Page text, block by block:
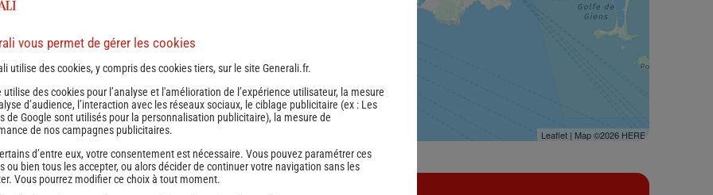
Leaflet| Map ©2026 HERE
1 2 Suivant
vous permet de gérer les cookies
utilise des cookies, y compris des cookies tiers, sur le site Generali.fr.
utilise des cookies pour l’analyse et l'amélioration de l’expérience utilisateur, la mesure
d’audience, l’interaction avec les réseaux sociaux, le ciblage publicitaire (ex : Les
de Google sont utilisés pour la personnalisation publicitaire), la mesure de
de nos campagnes publicitaires.
d’entre eux, votre consentement est nécessaire. Vous pouvez paramétrer ces
ou bien tous les accepter, ou alors décider de continuer votre navigation sans les
Vous pourrez modifier ce choix à tout moment.